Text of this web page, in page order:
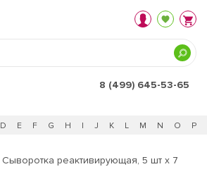
8 (499) 645-53-65
D E F G H I J K L M N O P
Cыворотка реактивирующая, 5 шт х 7